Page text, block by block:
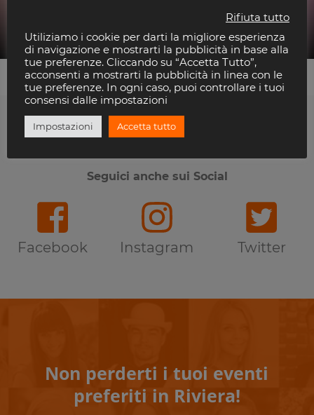
Hana-Bi
Ti piace Riviera Disco?
Seguici anche sui Social
Facebook Instagram Twitter
Non perderti i tuoi eventi
preferiti in Riviera!
Rifiuta tutto
Utiliziamo i cookie per darti la migliore esperienza
di navigazione e mostrarti la pubblicità in base alla
tue preferenze. Cliccando su “Accetta Tutto”,
acconsenti a mostrarti la pubblicità in linea con le
tue preferenze. In ogni caso, puoi controllare i tuoi
consensi dalle impostazioni
Impostazioni Accetta tutto